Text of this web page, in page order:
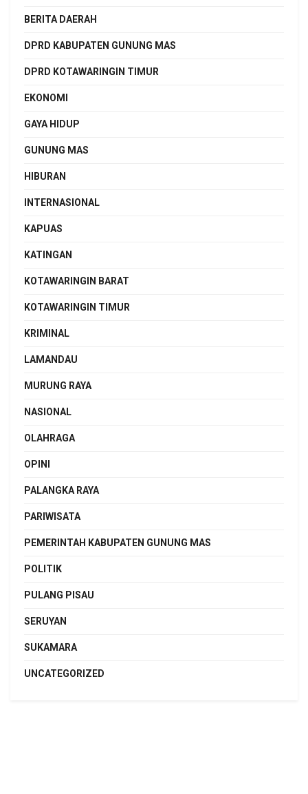
BERITA DAERAH
DPRD KABUPATEN GUNUNG MAS
DPRD KOTAWARINGIN TIMUR
EKONOMI
GAYA HIDUP
GUNUNG MAS
HIBURAN
INTERNASIONAL
KAPUAS
KATINGAN
KOTAWARINGIN BARAT
KOTAWARINGIN TIMUR
KRIMINAL
LAMANDAU
MURUNG RAYA
NASIONAL
OLAHRAGA
OPINI
PALANGKA RAYA
PARIWISATA
PEMERINTAH KABUPATEN GUNUNG MAS
POLITIK
PULANG PISAU
SERUYAN
SUKAMARA
UNCATEGORIZED